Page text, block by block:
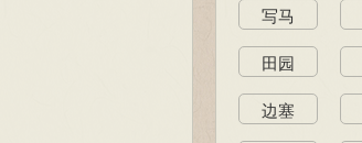
写马
田园
边塞